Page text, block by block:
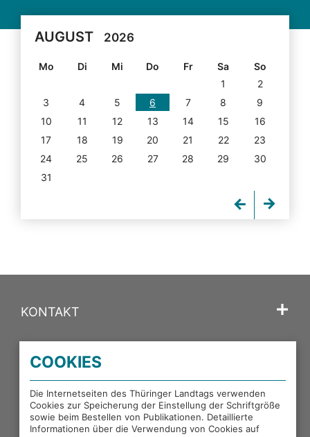
AUGUST 2026
Mo Di Mi Do Fr Sa
So
1
2
3
4 5 6 7 8
9
10
11 12 13 14 15
16
17
18 19 20 21 22
23
24
25 26 27 28 29
30
31
KONTAKT
PORTALE DES THÜRINGER LANDTAGS
EXTERNE LINKS
COOKIES
Die Internetseiten des Thüringer Landtags verwenden
Cookies zur Speicherung der Einstellung der Schriftgröße
sowie beim Bestellen von Publikationen. Detaillierte
Informationen über die Verwendung von Cookies auf